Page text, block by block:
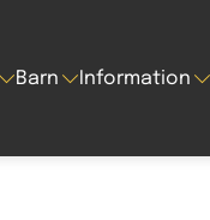
Barn Information